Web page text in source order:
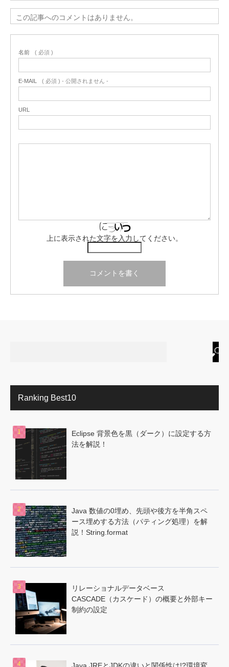
この記事へのコメントはありません。
名前 ( 必須 )
E-MAIL ( 必須 ) - 公開されません -
URL
上に表示された文字を入力してください。
Ranking Best10
Eclipse 背景色を黒（ダーク）に設定する方
法を解説！
Java 数値の0埋め、先頭や後方を半角スペ
ース埋めする方法（パティング処理）を解
説！String.format
リレーショナルデータベース
CASCADE（カスケード）の概要と外部キー
制約の設定